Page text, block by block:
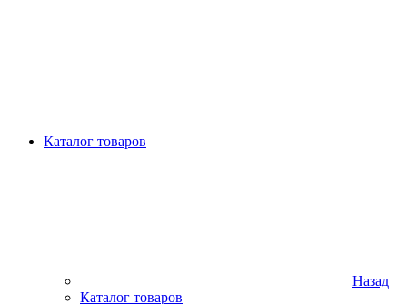
Каталог товаров
Назад
Каталог товаров